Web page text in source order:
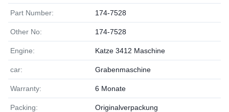
Part Number: 174-7528
Other No: 174-7528
Engine: Katze 3412 Maschine
car: Grabenmaschine
Warranty: 6 Monate
Packing: Originalverpackung